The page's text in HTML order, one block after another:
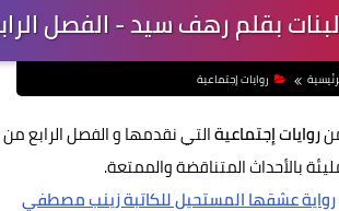
بقلم رهف سيد - الفصل
روايات إجتماعية
روايات إجتماعيةالتي نقدمها والفصل الرابع من
بالأحداث المتناقضة والممتعة.
رواية عشقها المستحيل للكاتبة زينب مصطفي